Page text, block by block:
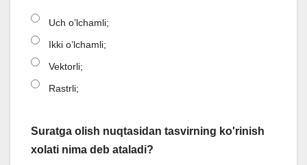
Uch o’lchamli;
Ikki o’lchamli;
Vektorli;
Rastrli;
Suratga olish nuqtasidan tasvirning ko'rinish
xolati nima deb ataladi?